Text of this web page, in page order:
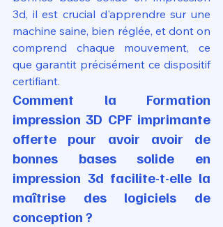
3d, il est crucial d'apprendre sur une
machine saine, bien réglée, et dont on
comprend chaque mouvement, ce
que garantit précisément ce dispositif
certifiant.
Comment la Formation
impression 3D CPF imprimante
offerte pour avoir avoir de
bonnes bases solide en
impression 3d facilite-t-elle la
maîtrise des logiciels de
conception ?